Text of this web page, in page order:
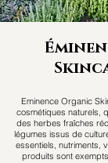
Eminence Organic
cosmétiques naturels,
des herbes fraîches
légumes issus de
essentiels, nutriments,
produits sont